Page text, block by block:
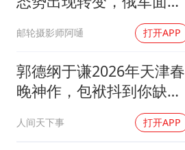
邮轮摄影师阿嗵 打开APP
郭德纲于谦2026年天津春
晚神作，包袱抖到你缺氧
人间天下事 打开APP